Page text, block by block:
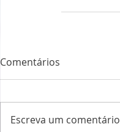
Comentários
Escreva um comentário